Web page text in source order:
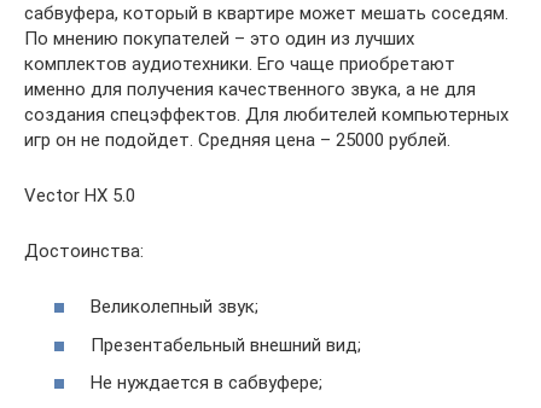
сабвуфера, который в квартире может мешать соседям.
По мнению покупателей – это один из лучших
комплектов аудиотехники. Его чаще приобретают
именно для получения качественного звука, а не для
создания спецэффектов. Для любителей компьютерных
игр он не подойдет. Средняя цена – 25000 рублей.
Vector HX 5.0
Достоинства:
Великолепный звук;
Презентабельный внешний вид;
Не нуждается в сабвуфере;